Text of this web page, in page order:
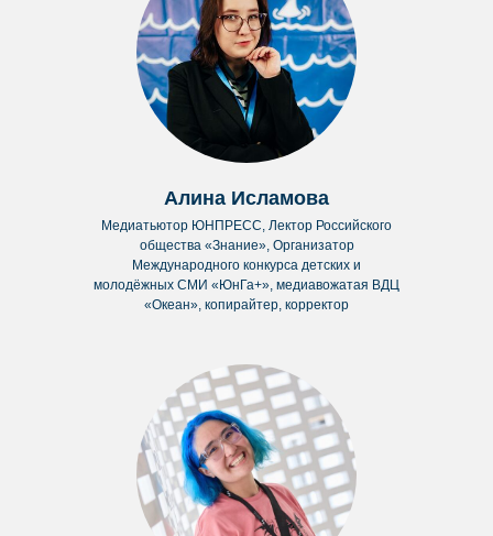
Алина Исламова
Медиатьютор ЮНПРЕСС, Лектор Российского
общества «Знание», Организатор
Международного конкурса детских и
молодёжных СМИ «ЮнГа+», медиавожатая ВДЦ
«Океан», копирайтер, корректор
+7 (495) 260-59-95
Справочный центр
ynpress@ynpress.com
Получить пресс-карту
Рассылка новостей
(РОО “ТО “ЮНПРЕСС”)